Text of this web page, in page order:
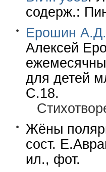
содерж.:
Ерошин А.Д.
Алексей
для детей
С.18.
Жёны
сост.
ил., фот.